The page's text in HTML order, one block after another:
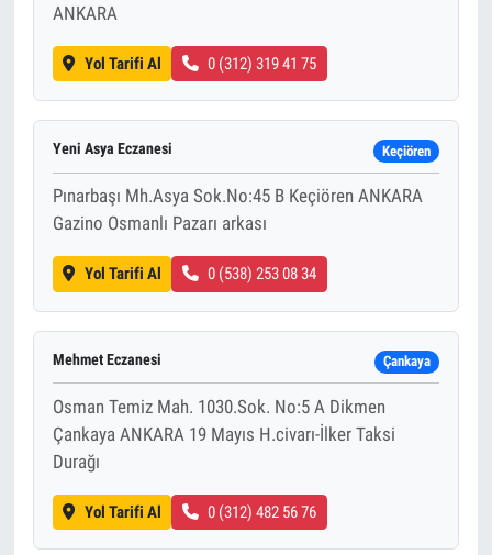
ANKARA
Yol Tarifi Al 0 (312) 319 41 75
Yeni Asya Eczanesi Keçiören
Pınarbaşı Mh.Asya Sok.No:45 B Keçiören ANKARA
Gazino Osmanlı Pazarı arkası
Yol Tarifi Al 0 (538) 253 08 34
Mehmet Eczanesi Çankaya
Osman Temiz Mah. 1030.Sok. No:5 A Dikmen
Çankaya ANKARA 19 Mayıs H.civarı-İlker Taksi
Durağı
Yol Tarifi Al 0 (312) 482 56 76